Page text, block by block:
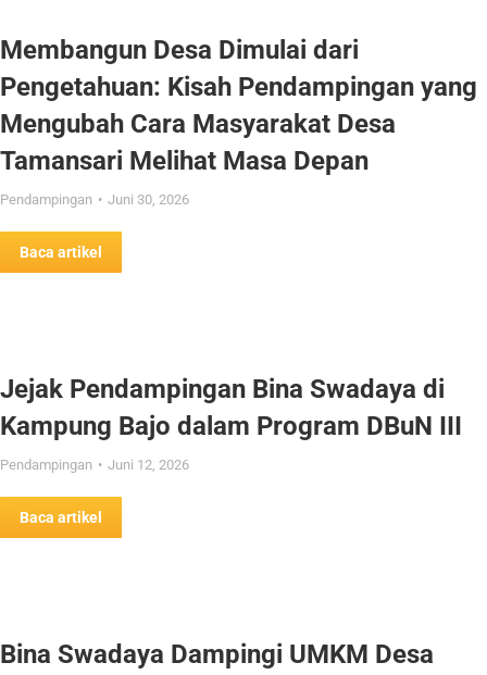
Membangun Desa Dimulai dari
Pengetahuan: Kisah Pendampingan yang
Mengubah Cara Masyarakat Desa
Tamansari Melihat Masa Depan
Pendampingan Juni 30, 2026
Baca artikel
Jejak Pendampingan Bina Swadaya di
Kampung Bajo dalam Program DBuN III
Pendampingan Juni 12, 2026
Baca artikel
Bina Swadaya Dampingi UMKM Desa